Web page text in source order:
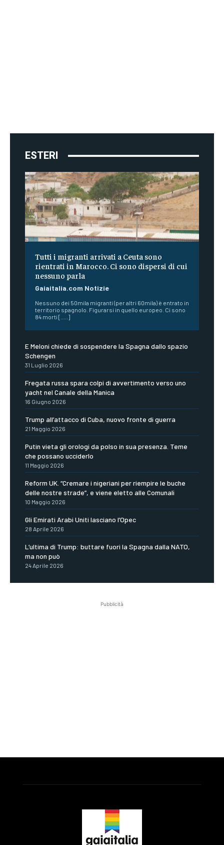
ESTERI
Tutti i migranti arrivati a Ceuta sono
rientrati in Marocco. Ci sono dispersi di cui
nessuno parla
Gaiaitalia.com Notizie
Nessuno dei 50mila migranti (per altri 60mila) è entrato in
territorio spagnolo. Figurarsi in quello europeo. Ci sono
84 morti [.....]
E Meloni chiede di sospendere la Spagna dallo spazio
Schengen
31 Luglio 2026
Fregata russa spara colpi di avvertimento verso uno
yacht nel Canale della Manica
16 Giugno 2026
Trump all’attacco di Cuba, nuovo fronte di guerra
21 Maggio 2026
Putin vieta gli orologi da polso in sua presenza. Teme
che possano ucciderlo
11 Maggio 2026
Reform UK. “Cremare i nigeriani per riempire le buche
delle nostre strade”, e viene eletto alle Comunali
10 Maggio 2026
Gli Emirati Arabi Uniti lasciano l’Opec
28 Aprile 2026
L’ultima di Trump: buttare fuori la Spagna dalla NATO,
ma non può
24 Aprile 2026
Pubblicità